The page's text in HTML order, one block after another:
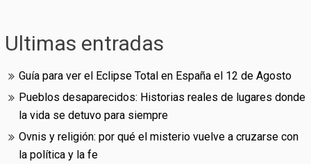
Ultimas entradas
Guía para ver el Eclipse Total en España el 12 de Agosto
Pueblos desaparecidos: Historias reales de lugares donde
la vida se detuvo para siempre
Ovnis y religión: por qué el misterio vuelve a cruzarse con
la política y la fe